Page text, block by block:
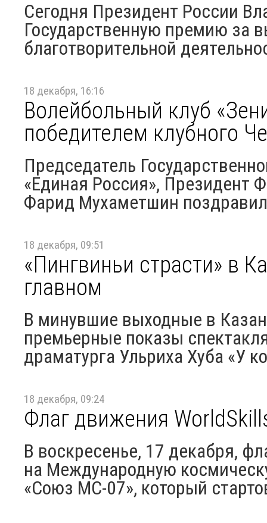
Сегодня Президент России
Государственную премию за
благотворительной
18 декабря, 16:16
Волейбольный клуб
победителем клубного
Председатель
«Единая Россия», Президент
Фарид Мухаметшин
18 декабря, 09:51
«Пингвиньи страсти» в
главном
В минувшие выходные в
премьерные показы
драматурга Ульриха Хуба «У
18 декабря, 09:24
Флаг движения
В воскресенье, 17 декабря,
на Международную
«Союз МС-07», который